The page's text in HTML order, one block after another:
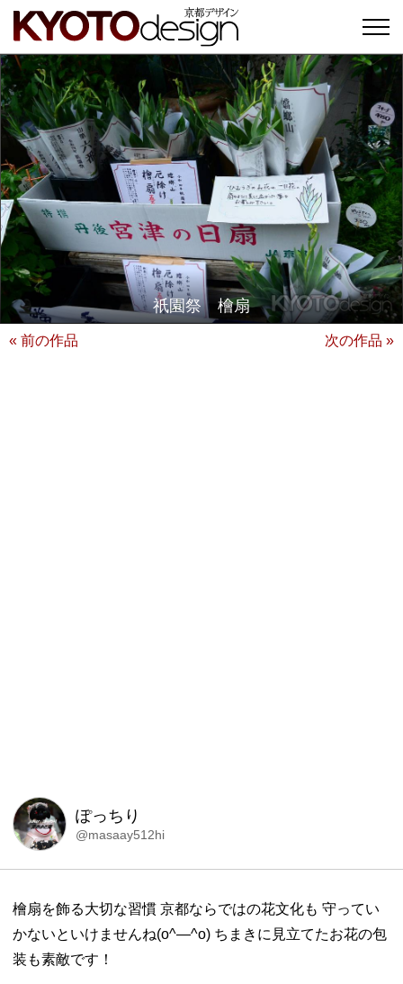
祇園祭 檜扇
« 前の作品 次の作品 »
ぽっちり
@masaay512hi
檜扇を飾る大切な習慣 京都ならではの花文化も 守ってい
かないといけませんね(o^―^o) ちまきに見立てたお花の包
装も素敵です！